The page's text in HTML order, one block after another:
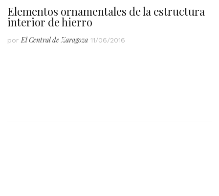
Elementos ornamentales de la estructura
interior de hierro
por El Central de Zaragoza 11/06/2016